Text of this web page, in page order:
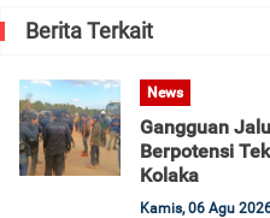
Berita Terkait
News
Gangguan
Berpotensi
Kolaka
Kamis, 06 Agu